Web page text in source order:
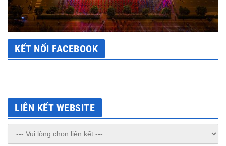
KẾT NỐI FACEBOOK
LIÊN KẾT WEBSITE